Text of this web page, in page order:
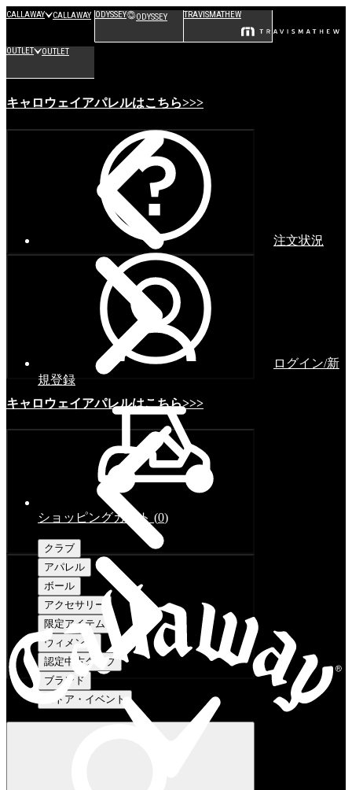
CALLAWAY CALLAWAY ODYSSEY ODYSSEY TRAVISMATHEW
OUTLET OUTLET
キャロウェイアパレルはこちら>>>
キャロウェイアパレルはこちら>>>
注文状況
ログイン/新
規登録
ショッピングカート (0)
クラブ
アパレル
ボール
アクセサリー
限定アイテム
ウィメンズ
認定中古クラブ
ブランド
ストア・イベント